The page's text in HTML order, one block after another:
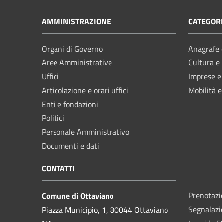
AMMINISTRAZIONE
Organi di Governo
Aree Amministrative
Uffici
Articolazione e orari uffici
Enti e fondazioni
Politici
Personale Amministrativo
Documenti e dati
Cultura
Imprese
Mobilità
CONTATTI
Comune di Ottaviano
Piazza Municipio, 1, 80044 Ottaviano